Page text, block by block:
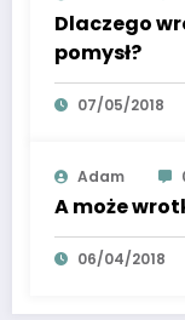
Dlaczego
pomysł?
07/05/2018
Adam
A może
06/04/2018